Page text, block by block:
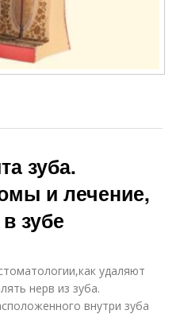
зуба.
и лечение,
зубе
удаляют
нерв из зуба.
внутри зуба